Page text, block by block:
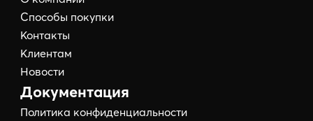
Способы покупки
Контакты
Клиентам
Новости
Документация
Политика конфиденциальности